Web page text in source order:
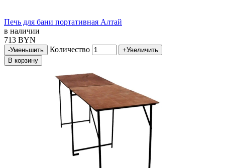
Печь для бани портативная Алтай
в наличии
713 BYN
-Уменьшить Количество +Увеличить
В корзину